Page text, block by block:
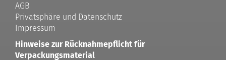
AGB
Privatsphäre und Datenschutz
Impressum
Hinweise zur Rücknahmepflicht für
Verpackungsmaterial